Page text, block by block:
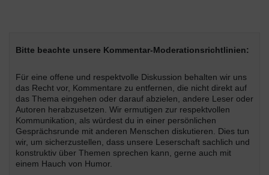
Bitte beachte unsere Kommentar-Moderationsrichtlinien:
Für eine offene und respektvolle Diskussion behalten wir uns
das Recht vor, Kommentare zu entfernen, die nicht direkt auf
das Thema eingehen oder darauf abzielen, andere Leser oder
Autoren herabzusetzen. Wir ermutigen zur respektvollen
Kommunikation, als würdest du in einer persönlichen
Gesprächsrunde mit anderen Menschen diskutieren. Dies tun
wir, um sicherzustellen, dass unsere Leserschaft sachlich und
konstruktiv über Themen sprechen kann, gerne auch mit
einem Hauch von Humor.